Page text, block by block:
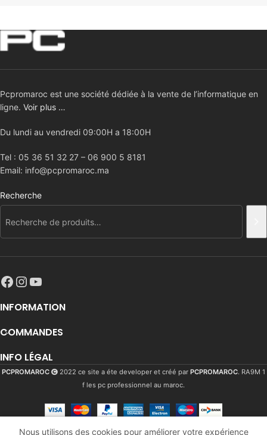
Pcpromaroc est une société dédiée à la vente de l’informatique en
ligne. Voir plus …
Du lundi au vendredi 09:00H a 18:00H
Tel : 05 36 51 32 27 – 06 900 5 8181
Email: info@pcpromaroc.ma
Recherche
INFORMATION
COMMANDES
INFO LÉGAL
PCPROMAROC 2022 ce site a éte developer et créé par PCPROMAROC. RA9M 1
f les pc professionnel au maroc.
Nous utilisons des cookies pour améliorer votre expérience
Kingston
Fury
Beast